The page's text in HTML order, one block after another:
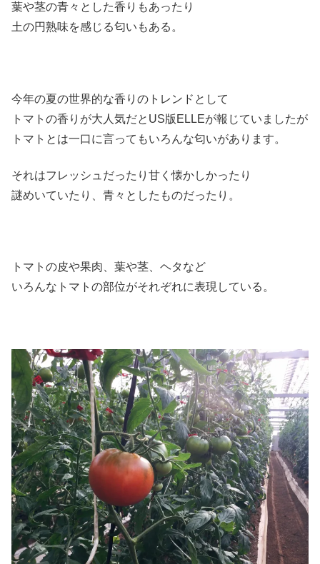
葉や茎の青々とした香りもあったり
土の円熟味を感じる匂いもある。
今年の夏の世界的な香りのトレンドとして
トマトの香りが大人気だとUS版ELLEが報じていましたが
トマトとは一口に言ってもいろんな匂いがあります。
それはフレッシュだったり甘く懐かしかったり
謎めいていたり、青々としたものだったり。
トマトの皮や果肉、葉や茎、ヘタなど
いろんなトマトの部位がそれぞれに表現している。